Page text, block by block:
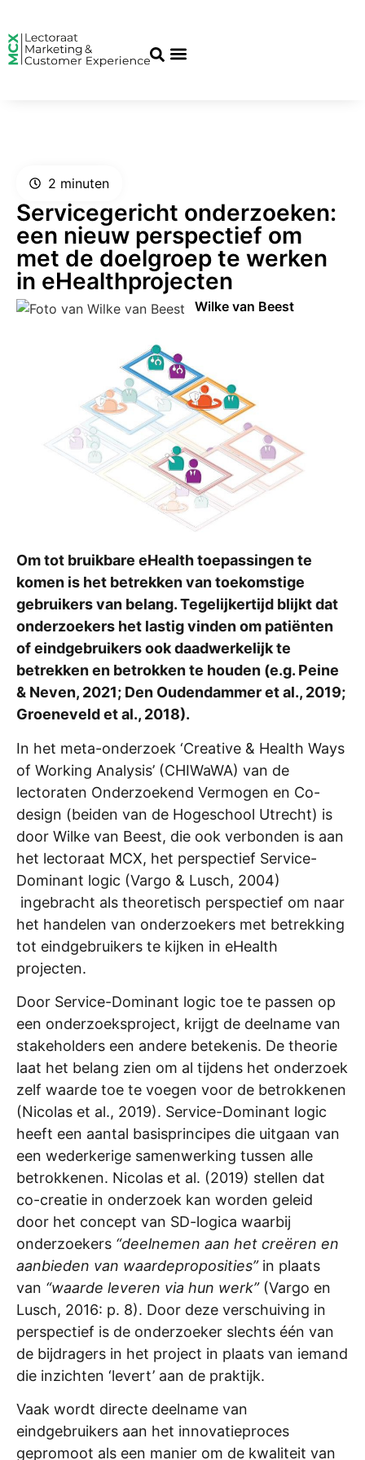
2 minuten
Servicegericht onderzoeken:
een nieuw perspectief om
met de doelgroep te werken
in eHealthprojecten
Wilke van Beest
Om tot bruikbare eHealth toepassingen te
komen is het betrekken van toekomstige
gebruikers van belang. Tegelijkertijd blijkt dat
onderzoekers het lastig vinden om patiënten
of eindgebruikers ook daadwerkelijk te
betrekken en betrokken te houden (e.g. Peine
& Neven, 2021; Den Oudendammer et al., 2019;
Groeneveld et al., 2018).
In het meta-onderzoek ‘Creative & Health Ways
of Working Analysis’ (CHIWaWA) van de
lectoraten Onderzoekend Vermogen en Co-
design (beiden van de Hogeschool Utrecht) is
door Wilke van Beest, die ook verbonden is aan
het lectoraat MCX, het perspectief Service-
Dominant logic (Vargo & Lusch, 2004)
ingebracht als theoretisch perspectief om naar
het handelen van onderzoekers met betrekking
tot eindgebruikers te kijken in eHealth
projecten.
Door Service-Dominant logic toe te passen op
een onderzoeksproject, krijgt de deelname van
stakeholders een andere betekenis. De theorie
laat het belang zien om al tijdens het onderzoek
zelf waarde toe te voegen voor de betrokkenen
(Nicolas et al., 2019). Service-Dominant logic
heeft een aantal basisprincipes die uitgaan van
een wederkerige samenwerking tussen alle
betrokkenen. Nicolas et al. (2019) stellen dat
co-creatie in onderzoek kan worden geleid
door het concept van SD-logica waarbij
onderzoekers “deelnemen aan het creëren en
aanbieden van waardeproposities” in plaats
van “waarde leveren via hun werk”(Vargo en
Lusch, 2016: p. 8). Door deze verschuiving in
perspectief is de onderzoeker slechts één van
de bijdragers in het project in plaats van iemand
die inzichten ‘levert’ aan de praktijk.
Vaak wordt directe deelname van
eindgebruikers aan het innovatieproces
gepromoot als een manier om de kwaliteit van